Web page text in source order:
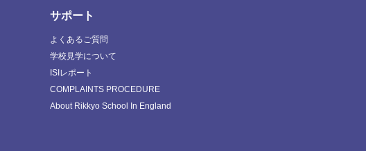
サポート
よくあるご質問
学校見学について
ISIレポート
COMPLAINTS PROCEDURE
About Rikkyo School In England